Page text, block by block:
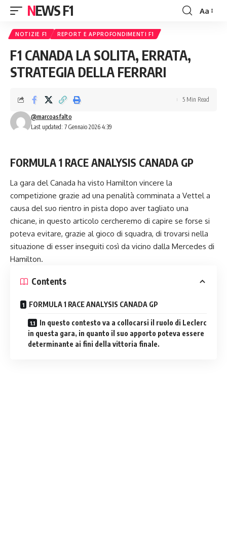
NEWS F1
Font
Aa
NOTIZIE F1 REPORT E APPROFONDIMENTI F1
F1 CANADA LA SOLITA, ERRATA,
STRATEGIA DELLA FERRARI
Last updated: 7 Gennaio 2026 4:39
@marcoasfalto
5 Min Read
FORMULA 1 RACE ANALYSIS CANADA GP
La gara del Canada ha visto Hamilton vincere la
competizione grazie ad una penalità comminata a Vettel a
causa del suo rientro in pista dopo aver tagliato una
chicane, in questo articolo cercheremo di capire se forse si
poteva evitare, grazie al gioco di squadra, di trovarsi nella
situazione di esser inseguiti così da vicino dalla Mercedes di
Hamilton.
Contents
FORMULA 1 RACE ANALYSIS CANADA GP
In questo contesto va a collocarsi il ruolo di Leclerc
in questa gara, in quanto il suo apporto poteva essere
determinante ai fini della vittoria finale.